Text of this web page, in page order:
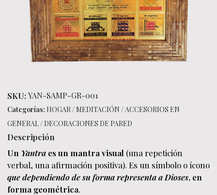
SKU:YAN-SAMP-GR-001
Categorías: HOGAR/ MEDITACIÓN /ACCESORIOS EN
GENERAL/DECORACIONES DE PARED
Descripción
Un Yantra es un mantra visual (una repetición
verbal, una afirmación positiva). Es un símbolo o ícono
que dependiendo de su forma representa a Dioses, en
forma geométrica.